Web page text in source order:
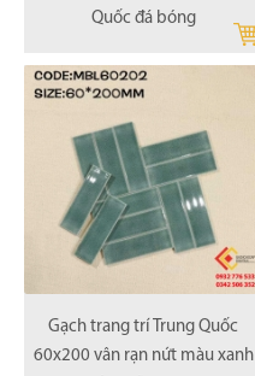
Quốc đá bóng
Gạch trang trí Trung Quốc
60x200 vân rạn nứt màu xanh